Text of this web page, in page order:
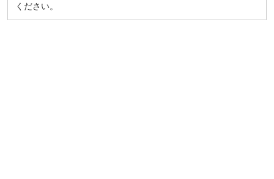
ください。